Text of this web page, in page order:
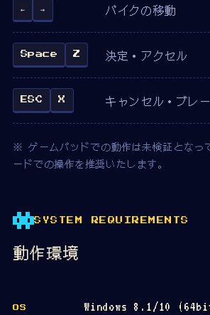
← → バイクの移動
Space Z 決定・アクセル
ESC X キャンセル・ブレ
※ ゲームパッドでの動作は未検証となっ
ードでの操作を推奨いたします。
SYSTEM REQUIREMENTS
動作環境
OS
Windows 8.1/10